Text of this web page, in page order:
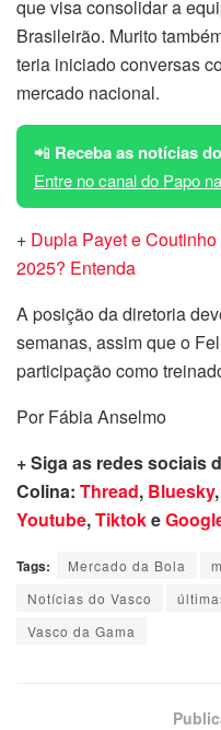
que visa consolidar a
Brasileirão. Murito
teria iniciado conversas
mercado nacional.
📲 Receba as notícias
Entre no canal do Papo
+ Dupla Payet e
2025? Entenda
A posição da diretoria
semanas, assim que o
participação como
Por Fábia Anselmo
+ Siga as redes sociais
Colina: Thread, Bluesky,
Youtube,Tiktoke
Tags: Mercado da Bola
Notícias do Vasco
Vasco da Gama